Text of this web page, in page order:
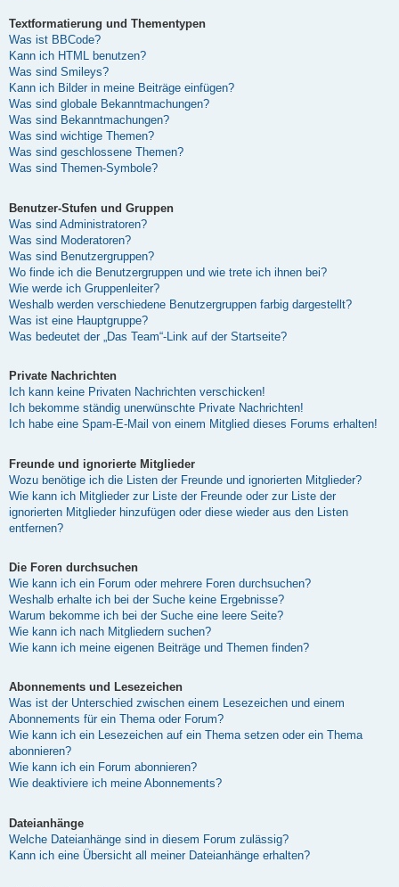
Textformatierung und Thementypen
Was ist BBCode?
Kann ich HTML benutzen?
Was sind Smileys?
Kann ich Bilder in meine Beiträge einfügen?
Was sind globale Bekanntmachungen?
Was sind Bekanntmachungen?
Was sind wichtige Themen?
Was sind geschlossene Themen?
Was sind Themen-Symbole?
Benutzer-Stufen und Gruppen
Was sind Administratoren?
Was sind Moderatoren?
Was sind Benutzergruppen?
Wo finde ich die Benutzergruppen und wie trete ich ihnen bei?
Wie werde ich Gruppenleiter?
Weshalb werden verschiedene Benutzergruppen farbig dargestellt?
Was ist eine Hauptgruppe?
Was bedeutet der „Das Team“-Link auf der Startseite?
Private Nachrichten
Ich kann keine Privaten Nachrichten verschicken!
Ich bekomme ständig unerwünschte Private Nachrichten!
Ich habe eine Spam-E-Mail von einem Mitglied dieses Forums erhalten!
Freunde und ignorierte Mitglieder
Wozu benötige ich die Listen der Freunde und ignorierten Mitglieder?
Wie kann ich Mitglieder zur Liste der Freunde oder zur Liste der
ignorierten Mitglieder hinzufügen oder diese wieder aus den Listen
entfernen?
Die Foren durchsuchen
Wie kann ich ein Forum oder mehrere Foren durchsuchen?
Weshalb erhalte ich bei der Suche keine Ergebnisse?
Warum bekomme ich bei der Suche eine leere Seite?
Wie kann ich nach Mitgliedern suchen?
Wie kann ich meine eigenen Beiträge und Themen finden?
Abonnements und Lesezeichen
Was ist der Unterschied zwischen einem Lesezeichen und einem
Abonnements für ein Thema oder Forum?
Wie kann ich ein Lesezeichen auf ein Thema setzen oder ein Thema
abonnieren?
Wie kann ich ein Forum abonnieren?
Wie deaktiviere ich meine Abonnements?
Dateianhänge
Welche Dateianhänge sind in diesem Forum zulässig?
Kann ich eine Übersicht all meiner Dateianhänge erhalten?